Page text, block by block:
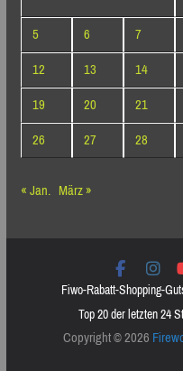
5
6 7
12
13 14
19
20 21
26
27
28
« Jan. März »
Fiwo-Rabatt-Shopping-
Top 20 der letzten 24
Copyright © 2026